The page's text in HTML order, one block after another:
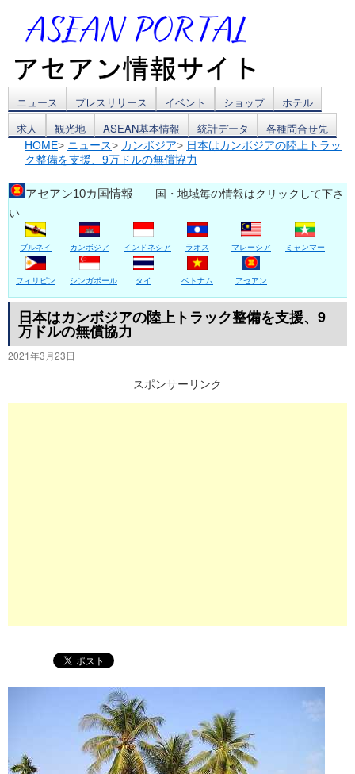
コ
ン
テ
ン
ツ
へ
ス
キ
ッ
ニュース プレスリリース イベント ショップ
ホテル
求人
観光地 ASEAN基本情報 統計データ 各種問合せ先
HOME> ニュース> カンボジア> 日本はカンボジアの陸上トラッ
ク整備を支援、9万ドルの無償協力
アセアン10カ国情報 国・地域毎の情報はクリックして下さ
い
ブルネイ カンボジア インドネシア ラオス マレーシア ミャンマー
フィリピン シンガポール タイ ベトナム アセアン
日本はカンボジアの陸上トラック整備を支援、9
万ドルの無償協力
2021年3月23日
スポンサーリンク